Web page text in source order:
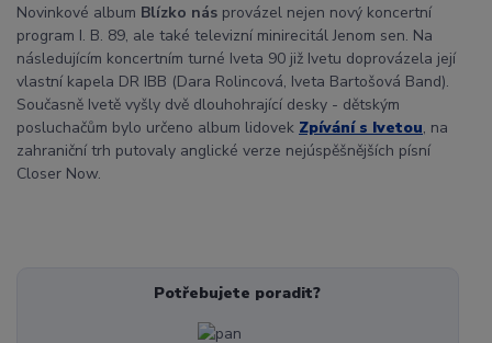
Novinkové album Blízko nás provázel nejen nový koncertní
program I. B. 89, ale také televizní minirecitál Jenom sen. Na
následujícím koncertním turné Iveta 90 již Ivetu doprovázela její
vlastní kapela DR IBB (Dara Rolincová, Iveta Bartošová Band).
Současně Ivetě vyšly dvě dlouhohrající desky - dětským
posluchačům bylo určeno album lidovek Zpívání s Ivetou, na
zahraniční trh putovaly anglické verze nejúspěšnějších písní
Closer Now.
Potřebujete poradit?